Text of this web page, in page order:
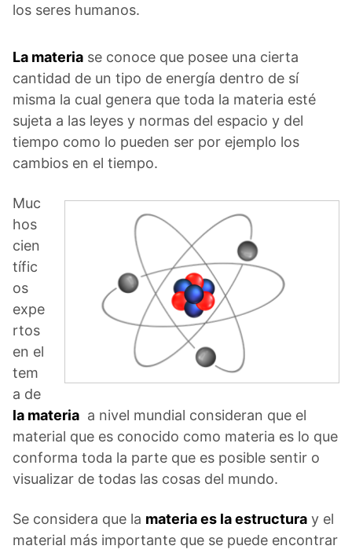
los seres humanos.
La materia se conoce que posee una cierta
cantidad de un tipo de energía dentro de sí
misma la cual genera que toda la materia esté
sujeta a las leyes y normas del espacio y del
tiempo como lo pueden ser por ejemplo los
cambios en el tiempo.
Muc
hos
cien
tífic
os
expe
rtos
en el
tem
a de
la materia a nivel mundial consideran que el
material que es conocido como materia es lo que
conforma toda la parte que es posible sentir o
visualizar de todas las cosas del mundo.
Se considera que la materia es la estructura y el
material más importante que se puede encontrar